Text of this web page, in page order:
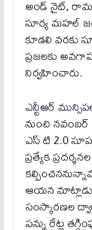
అండ్ నైట్,
సూర్య మహల్
కూడలి వరకు
ప్రజలకు
నిర్వహించారు.
ఎన్టీఆర్
నుంచి
ఎస్ టి 2.0
ప్రత్యేక
ఆయన
సంస్కారణల
పన్ను రేట్ల